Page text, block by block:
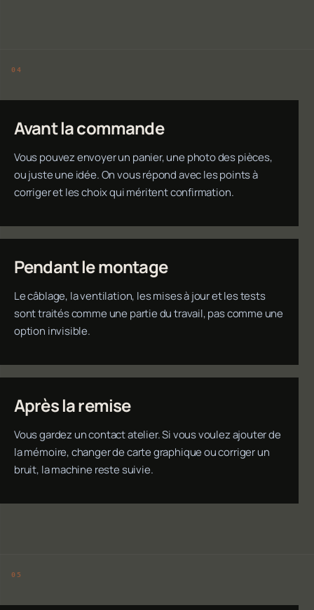
Avant la commande
Vous pouvez envoyer un panier, une photo des pièces,
ou juste une idée. On vous répond avec les points à
corriger et les choix qui méritent confirmation.
Pendant le montage
Le câblage, la ventilation, les mises à jour et les tests
sont traités comme une partie du travail, pas comme une
option invisible.
Après la remise
Vous gardez un contact atelier. Si vous voulez ajouter de
la mémoire, changer de carte graphique ou corriger un
bruit, la machine reste suivie.